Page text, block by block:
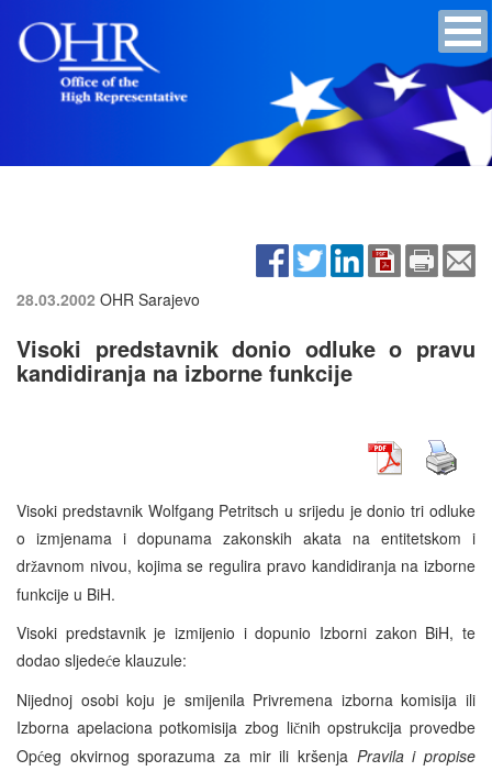
28.03.2002 OHR Sarajevo
Visoki predstavnik donio odluke o pravu
kandidiranja na izborne funkcije
Visoki predstavnik Wolfgang Petritsch u srijedu je donio tri odluke
o izmjenama i dopunama zakonskih akata na entitetskom i
državnom nivou, kojima se regulira pravo kandidiranja na izborne
funkcije u BiH.
Visoki predstavnik je izmijenio i dopunio Izborni zakon BiH, te
dodao sljedeće klauzule:
Nijednoj osobi koju je smijenila Privremena izborna komisija ili
Izborna apelaciona potkomisija zbog ličnih opstrukcija provedbe
Općeg okvirnog sporazuma za mir ili kršenja Pravila i propise